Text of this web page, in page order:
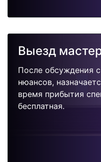
Выезд
После обсуждения
нюансов,
время прибытия
бесплатная.